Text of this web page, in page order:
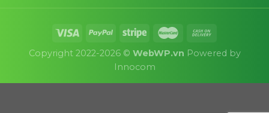
Copyright 2022-2026 © WebWP.vn Powered by
Innocom